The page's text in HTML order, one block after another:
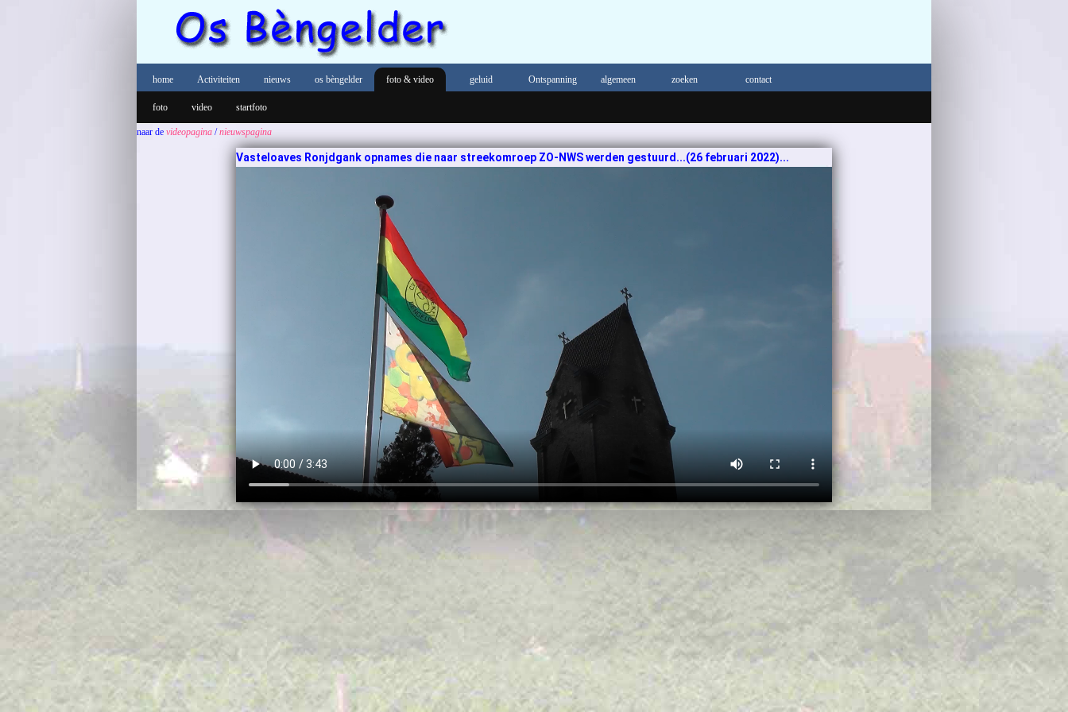
home Activiteiten nieuws os bèngelder foto & video
foto video startfoto
geluid Ontspanning algemeen zoeken contact
naar de videopagina /nieuwspagina
Vasteloaves Ronjdgank opnames die naar streekomroep ZO-NWS werden gestuurd...(26 februari 2022)...